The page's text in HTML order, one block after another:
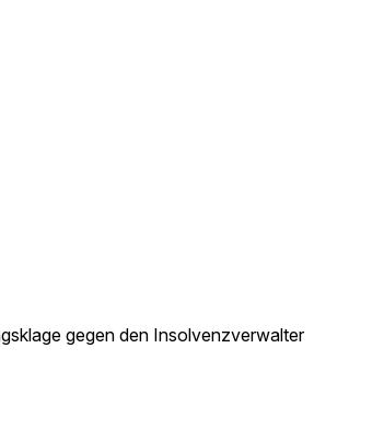
gegen den Insolvenzverwalter